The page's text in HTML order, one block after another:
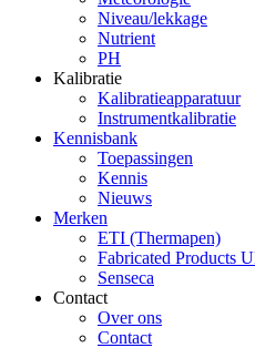
Niveau/lekkage
Nutrient
PH
Kalibratie
Kalibratieapparatuur
Instrumentkalibratie
Kennisbank
Toepassingen
Kennis
Nieuws
Merken
ETI (Thermapen)
Fabricated Products
Senseca
Contact
Over ons
Contact